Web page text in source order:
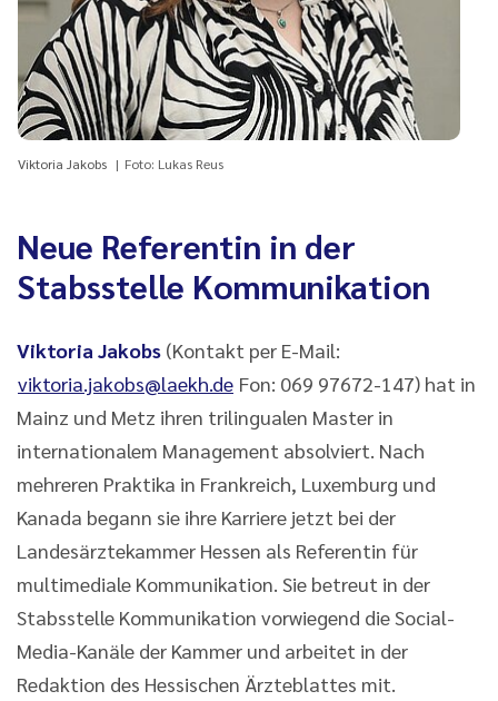
Viktoria Jakobs Foto: Lukas Reus
Neue Referentin in der
Stabsstelle Kommunikation
Viktoria Jakobs (Kontakt per E-Mail:
viktoria.jakobs@laekh.de Fon: 069 97672-147) hat in
Mainz und Metz ihren trilingualen Master in
internationalem Management absolviert. Nach
mehreren Praktika in Frankreich, Luxemburg und
Kanada begann sie ihre Karriere jetzt bei der
Landesärztekammer Hessen als Referentin für
multimediale Kommunikation. Sie betreut in der
Stabsstelle Kommunikation vorwiegend die Social-
Media-Kanäle der Kammer und arbeitet in der
Redaktion des Hessischen Ärzteblattes mit.